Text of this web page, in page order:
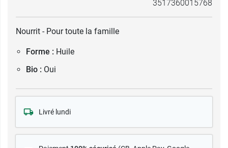
3517360015768
Nourrit - Pour toute la famille
Forme : Huile
Bio : Oui
Livré lundi